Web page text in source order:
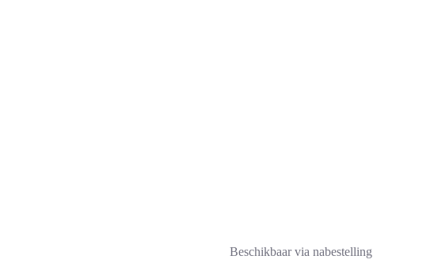
Beschikbaar via nabestelling